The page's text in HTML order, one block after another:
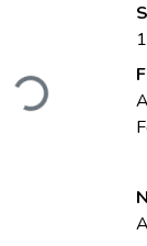
Loading...